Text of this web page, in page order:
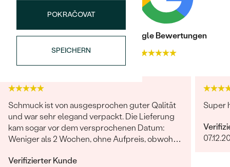
Bestseller
POKRAČOVAT
SPEICHERN
Trusted shop BewertungenGoogle Bewertungen
Schmuck ist von ausgesprochen guter Qalität
und war sehr elegand verpackt. Die Lieferung
kam sogar vor dem versprochenen Datum:
Weniger als 2 Wochen, ohne Aufpreis, obwohl
Lieferung wurde uns telefonisch vom
Verifizierter Kunde
Super